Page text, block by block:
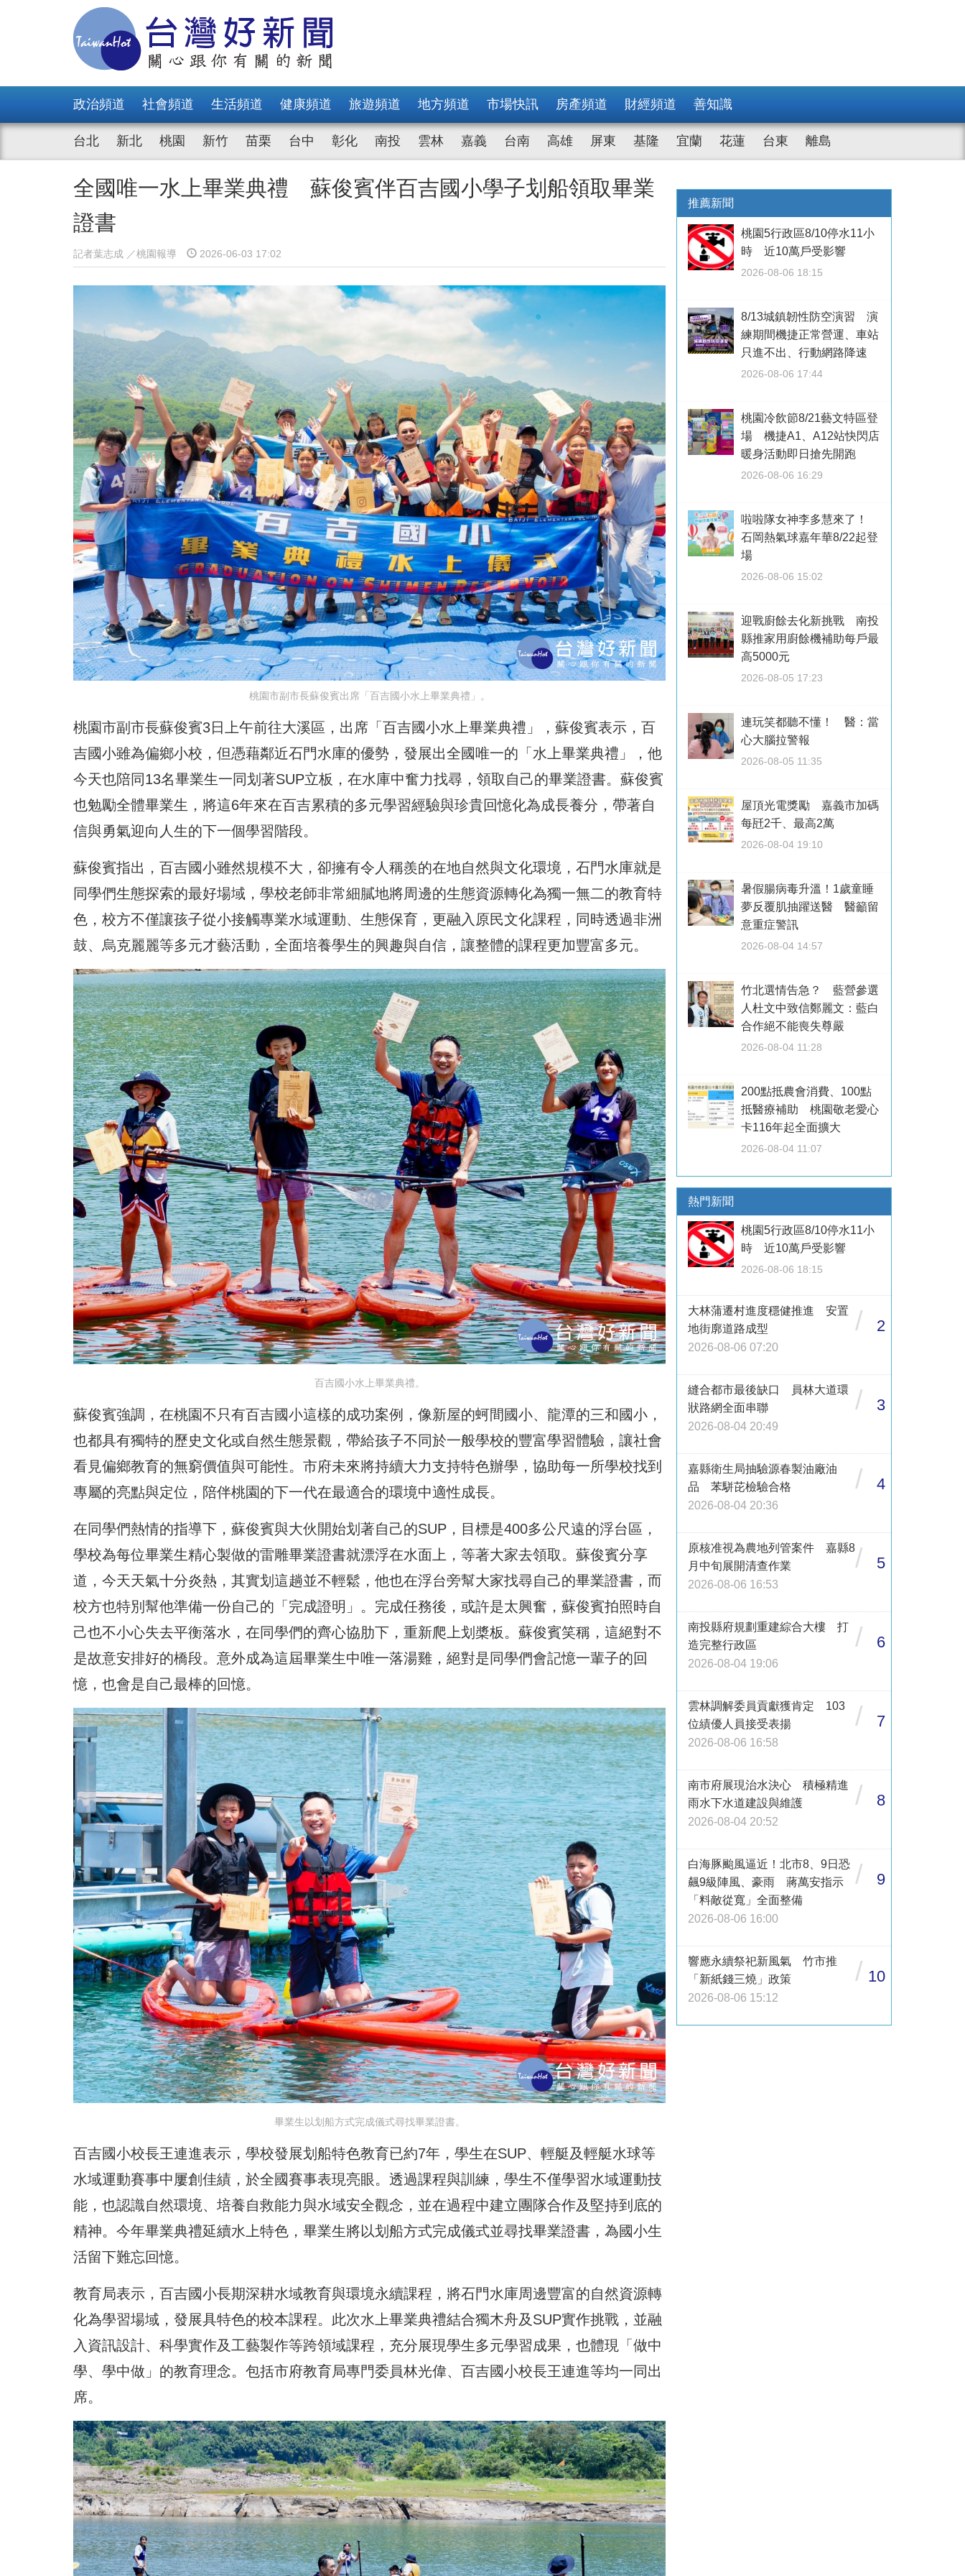
政治頻道 社會頻道 生活頻道 健康頻道 旅遊頻道 地方頻道 市場快訊 房產頻道 財經頻道 善知識
台北 新北 桃園 新竹 苗栗 台中 彰化 南投 雲林 嘉義 台南 高雄 屏東 基隆 宜蘭 花蓮 台東 離島
全國唯一水上畢業典禮 蘇俊賓伴百吉國小學子划船領取畢業
證書
記者葉志成 ／桃園報導 2026-06-03 17:02
桃園市副市長蘇俊賓出席「百吉國小水上畢業典禮」。
桃園市副市長蘇俊賓3日上午前往大溪區，出席「百吉國小水上畢業典禮」，蘇俊賓表示，百
吉國小雖為偏鄉小校，但憑藉鄰近石門水庫的優勢，發展出全國唯一的「水上畢業典禮」，他
今天也陪同13名畢業生一同划著SUP立板，在水庫中奮力找尋，領取自己的畢業證書。蘇俊賓
也勉勵全體畢業生，將這6年來在百吉累積的多元學習經驗與珍貴回憶化為成長養分，帶著自
信與勇氣迎向人生的下一個學習階段。
蘇俊賓指出，百吉國小雖然規模不大，卻擁有令人稱羨的在地自然與文化環境，石門水庫就是
同學們生態探索的最好場域，學校老師非常細膩地將周邊的生態資源轉化為獨一無二的教育特
色，校方不僅讓孩子從小接觸專業水域運動、生態保育，更融入原民文化課程，同時透過非洲
鼓、烏克麗麗等多元才藝活動，全面培養學生的興趣與自信，讓整體的課程更加豐富多元。
百吉國小水上畢業典禮。
蘇俊賓強調，在桃園不只有百吉國小這樣的成功案例，像新屋的蚵間國小、龍潭的三和國小，
也都具有獨特的歷史文化或自然生態景觀，帶給孩子不同於一般學校的豐富學習體驗，讓社會
看見偏鄉教育的無窮價值與可能性。市府未來將持續大力支持特色辦學，協助每一所學校找到
專屬的亮點與定位，陪伴桃園的下一代在最適合的環境中適性成長。
在同學們熱情的指導下，蘇俊賓與大伙開始划著自己的SUP，目標是400多公尺遠的浮台區，
學校為每位畢業生精心製做的雷雕畢業證書就漂浮在水面上，等著大家去領取。蘇俊賓分享
道，今天天氣十分炎熱，其實划這趟並不輕鬆，他也在浮台旁幫大家找尋自己的畢業證書，而
校方也特別幫他準備一份自己的「完成證明」。完成任務後，或許是太興奮，蘇俊賓拍照時自
己也不小心失去平衡落水，在同學們的齊心協肋下，重新爬上划槳板。蘇俊賓笑稱，這絕對不
是故意安排好的橋段。意外成為這屆畢業生中唯一落湯雞，絕對是同學們會記憶一輩子的回
憶，也會是自己最棒的回憶。
畢業生以划船方式完成儀式尋找畢業證書。
百吉國小校長王連進表示，學校發展划船特色教育已約7年，學生在SUP、輕艇及輕艇水球等
水域運動賽事中屢創佳績，於全國賽事表現亮眼。透過課程與訓練，學生不僅學習水域運動技
能，也認識自然環境、培養自救能力與水域安全觀念，並在過程中建立團隊合作及堅持到底的
精神。今年畢業典禮延續水上特色，畢業生將以划船方式完成儀式並尋找畢業證書，為國小生
活留下難忘回憶。
教育局表示，百吉國小長期深耕水域教育與環境永續課程，將石門水庫周邊豐富的自然資源轉
化為學習場域，發展具特色的校本課程。此次水上畢業典禮結合獨木舟及SUP實作挑戰，並融
入資訊設計、科學實作及工藝製作等跨領域課程，充分展現學生多元學習成果，也體現「做中
學、學中做」的教育理念。包括市府教育局專門委員林光偉、百吉國小校長王連進等均一同出
席。
推薦新聞
桃園5行政區8/10停水11小
時 近10萬戶受影響
2026-08-06 18:15
8/13城鎮韌性防空演習 演
練期間機捷正常營運、車站
只進不出、行動網路降速
2026-08-06 17:44
桃園冷飲節8/21藝文特區登
場 機捷A1、A12站快閃店
暖身活動即日搶先開跑
2026-08-06 16:29
啦啦隊女神李多慧來了！
石岡熱氣球嘉年華8/22起登
場
2026-08-06 15:02
迎戰廚餘去化新挑戰 南投
縣推家用廚餘機補助每戶最
高5000元
2026-08-05 17:23
連玩笑都聽不懂！ 醫：當
心大腦拉警報
2026-08-05 11:35
屋頂光電獎勵 嘉義市加碼
每瓩2千、最高2萬
2026-08-04 19:10
暑假腸病毒升溫！1歲童睡
夢反覆肌抽躍送醫 醫籲留
意重症警訊
2026-08-04 14:57
竹北選情告急？ 藍營參選
人杜文中致信鄭麗文：藍白
合作絕不能喪失尊嚴
2026-08-04 11:28
200點抵農會消費、100點
抵醫療補助 桃園敬老愛心
卡116年起全面擴大
2026-08-04 11:07
熱門新聞
桃園5行政區8/10停水11小
時 近10萬戶受影響
2026-08-06 18:15
大林蒲遷村進度穩健推進 安置
地街廓道路成型
2026-08-06 07:20
/ 2
縫合都市最後缺口 員林大道環
狀路網全面串聯
2026-08-04 20:49
/ 3
嘉縣衛生局抽驗源春製油廠油
品 苯駢芘檢驗合格
2026-08-04 20:36
/ 4
原核准視為農地列管案件 嘉縣8
月中旬展開清查作業
2026-08-06 16:53
/ 5
南投縣府規劃重建綜合大樓 打
造完整行政區
2026-08-04 19:06
/ 6
雲林調解委員貢獻獲肯定 103
位績優人員接受表揚
2026-08-06 16:58
/ 7
南市府展現治水決心 積極精進
雨水下水道建設與維護
2026-08-04 20:52
/ 8
白海豚颱風逼近！北市8、9日恐
飆9級陣風、豪雨 蔣萬安指示
「料敵從寬」全面整備
2026-08-06 16:00
/ 9
響應永續祭祀新風氣 竹市推
「新紙錢三燒」政策
2026-08-06 15:12
/ 10